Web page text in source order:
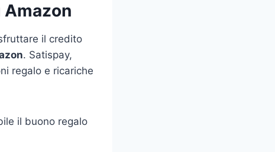
il credito
. Satispay,
regalo e ricariche
il buono regalo